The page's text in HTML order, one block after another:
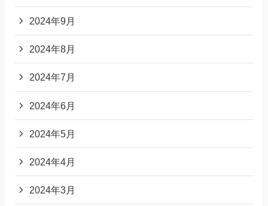
2024年9月
2024年8月
2024年7月
2024年6月
2024年5月
2024年4月
2024年3月